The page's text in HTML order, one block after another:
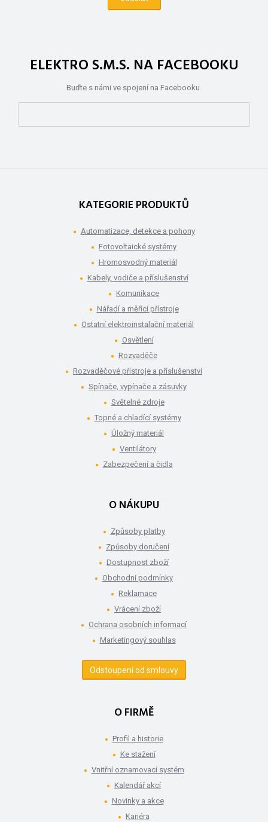
ELEKTRO S.M.S. NA FACEBOOKU
Buďte s námi ve spojení na Facebooku.
KATEGORIE PRODUKTŮ
Automatizace, detekce a pohony
Fotovoltaické systémy
Hromosvodný materiál
Kabely, vodiče a příslušenství
Komunikace
Nářadí a měřící přístroje
Ostatní elektroinstalační materiál
Osvětlení
Rozvaděče
Rozvaděčové přístroje a příslušenství
Spínače, vypínače a zásuvky
Světelné zdroje
Topné a chladící systémy
Úložný materiál
Ventilátory
Zabezpečení a čidla
O NÁKUPU
Způsoby platby
Způsoby doručení
Dostupnost zboží
Obchodní podmínky
Reklamace
Vrácení zboží
Ochrana osobních informací
Marketingový souhlas
Odstoupení od smlouvy
O FIRMĚ
Profil a historie
Ke stažení
Vnitřní oznamovací systém
Kalendář akcí
Novinky a akce
Kariéra